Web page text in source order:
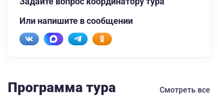
Или напишите в сообщении
Программа тура Смотреть все